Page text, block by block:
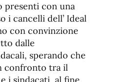
presenti con una
i cancelli dell’ Ideal
con convinzione
dalle
sperando che
confronto tra il